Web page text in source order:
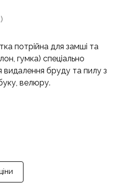
потрійна для замші та
гумка) спеціально
видалення бруду та пилу з
велюру.